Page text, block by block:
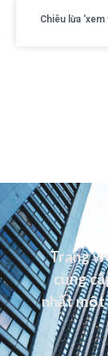
Chiêu lừa
Trang
cung
nhất một